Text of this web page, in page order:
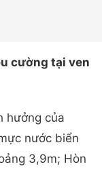
cường tại ven
hưởng của
nước biển
3,9m; Hòn